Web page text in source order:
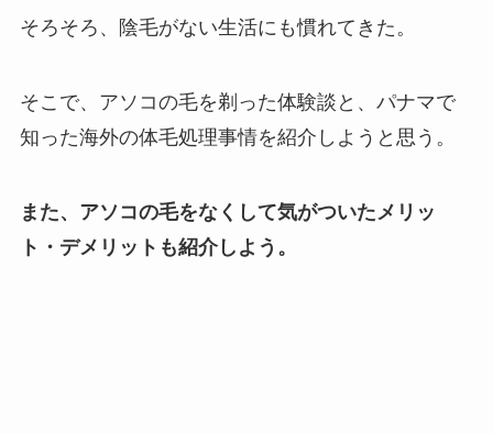
そろそろ、陰毛がない生活にも慣れてきた。
そこで、アソコの毛を剃った体験談と、パナマで
知った海外の体毛処理事情を紹介しようと思う。
また、アソコの毛をなくして気がついたメリッ
ト・デメリットも紹介しよう。